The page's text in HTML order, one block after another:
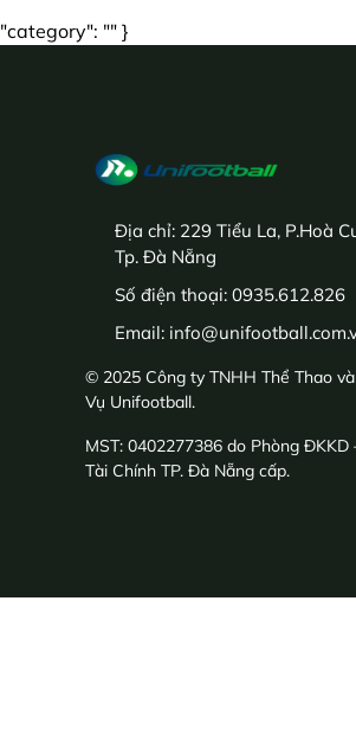
"category": "" }
Địa chỉ: 229 Tiểu La, P.Hoà
Tp. Đà Nẵng
Số điện thoại: 0935.612.826
Email:
© 2025 Công ty TNHH Thể Thao
Vụ Unifootball.
MST: 0402277386 do Phòng ĐKKD
Tài Chính TP. Đà Nẵng cấp.